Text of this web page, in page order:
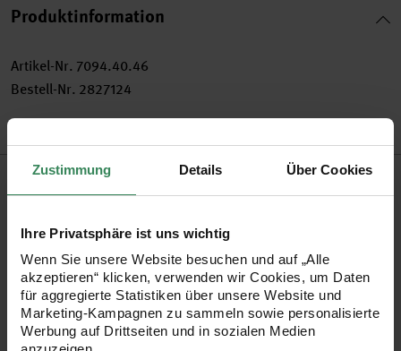
Zustimmung Details Über Cookies
Ihre Privatsphäre ist uns wichtig
Wenn Sie unsere Website besuchen und auf „Alle
akzeptieren“ klicken, verwenden wir Cookies, um Daten
für aggregierte Statistiken über unsere Website und
Marketing-Kampagnen zu sammeln sowie personalisierte
Werbung auf Drittseiten und in sozialen Medien
Produktinformation
Artikel-Nr. 7094.40.46
Bestell-Nr. 2827124
Produktbeschreibung
vielseitig einsetzbar. Gestalten Sie Ketten, Armbänder oder
sogar Ringe mit den vielen verschiedenen Formen und
Größen der Polarisperlen.